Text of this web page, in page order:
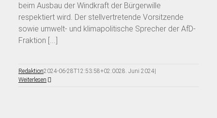
beim Ausbau der Windkraft der Bürgerwille
respektiert wird. Der stellvertretende Vorsitzende
sowie umwelt- und klimapolitische Sprecher der AfD-
Fraktion [...]
Redaktion2024-06-28T12:53:58+02:0028. Juni 2024|
Weiterlesen